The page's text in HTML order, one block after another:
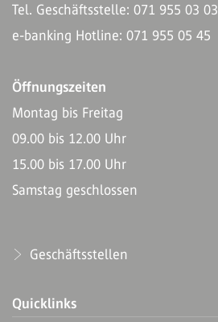
Tel. Geschäftsstelle: 071 955 03 03
e-banking Hotline: 071 955 05 45
Öffnungszeiten
Montag bis Freitag
09.00 bis 12.00 Uhr
15.00 bis 17.00 Uhr
Samstag geschlossen
Geschäftsstellen
Quicklinks